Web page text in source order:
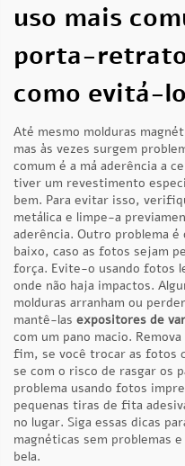
uso mais
porta-
como evitá-
Até mesmo molduras
mas às vezes surgem
comum é a má aderência a
tiver um revestimento
bem. Para evitar isso,
metálica e limpe-a
aderência. Outro problema é
baixo, caso as fotos sejam
força. Evite-o usando fotos
onde não haja impactos.
molduras arranham ou
mantê-las expositores de
com um pano macio.
fim, se você trocar as fotos
se com o risco de rasgar os
problema usando fotos
pequenas tiras de fita
no lugar. Siga essas dicas
magnéticas sem problemas
bela.